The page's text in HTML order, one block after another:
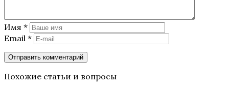
Имя *
Email *
Похожие статьи и вопросы